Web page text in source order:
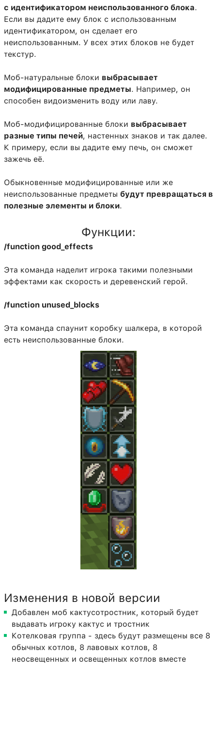
с идентификатором неиспользованного блока.
Если вы дадите ему блок с использованным
идентификатором, он сделает его
неиспользованным. У всех этих блоков не будет
текстур.
Моб-натуральные блоки выбрасывает
модифицированные предметы. Например, он
способен видоизменить воду или лаву.
Моб-модифицированные блоки выбрасывает
разные типы печей, настенных знаков и так далее.
К примеру, если вы дадите ему печь, он сможет
зажечь её.
Обыкновенные модифицированные или же
неиспользованные предметы будут превращаться в
полезные элементы и блоки.
Функции:
/function good_effects
Эта команда наделит игрока такими полезными
эффектами как скорость и деревенский герой.
/function unused_blocks
Эта команда спаунит коробку шалкера, в которой
есть неиспользованные блоки.
Изменения в новой версии
Добавлен моб кактусотростник, который будет
выдавать игроку кактус и тростник
Котелковая группа - здесь будут размещены все 8
обычных котлов, 8 лавовых котлов, 8
неосвещенных и освещенных котлов вместе